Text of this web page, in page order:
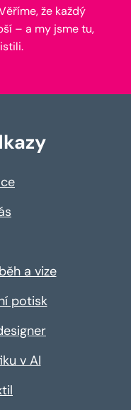
že každý
– a my jsme tu,
a vize
potisk
v AI